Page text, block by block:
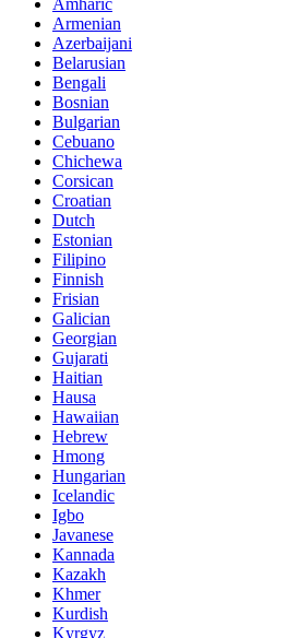
Amharic
Armenian
Azerbaijani
Belarusian
Bengali
Bosnian
Bulgarian
Cebuano
Chichewa
Corsican
Croatian
Dutch
Estonian
Filipino
Finnish
Frisian
Galician
Georgian
Gujarati
Haitian
Hausa
Hawaiian
Hebrew
Hmong
Hungarian
Icelandic
Igbo
Javanese
Kannada
Kazakh
Khmer
Kurdish
Kyrgyz